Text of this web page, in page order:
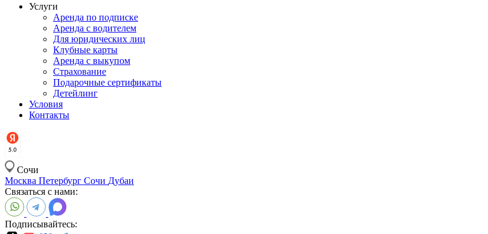
Услуги
Аренда по подписке
Аренда с водителем
Для юридических лиц
Клубные карты
Аренда с выкупом
Страхование
Подарочные сертификаты
Детейлинг
Условия
Контакты
Сочи
Москва Петербург Сочи Дубаи
Связаться с нами:
Подписывайтесь: